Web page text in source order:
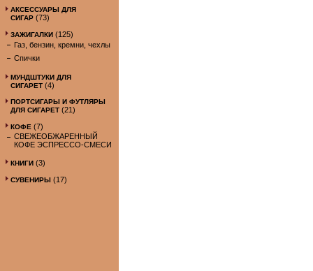
АКСЕССУАРЫ ДЛЯ
СИГАР (73)
ЗАЖИГАЛКИ (125)
Газ, бензин, кремни, чехлы
Спички
МУНДШТУКИ ДЛЯ
СИГАРЕТ (4)
ПОРТСИГАРЫ И ФУТЛЯРЫ
ДЛЯ СИГАРЕТ (21)
КОФЕ (7)
СВЕЖЕОБЖАРЕННЫЙ
КОФЕ ЭСПРЕССО-СМЕСИ
КНИГИ (3)
СУВЕНИРЫ (17)